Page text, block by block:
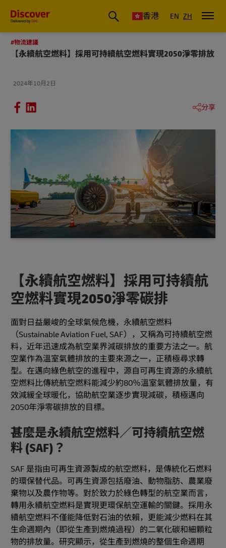
香港 EN ZH
#物流建議
【永續航空燃料】採用可持續航空燃料實現2050淨零排放
2024年10月2日
分享
【永續航空燃料】採用可持續航
空燃料實現2050淨零碳排
面對日益嚴峻的全球氣候危機，永續航空燃料
（Sustainable Aviation Fuel, SAF），又稱為可持續航空燃
料，近年迅速成為航空業界減碳排放的重要方法之一。航
空業作為溫室氣體排放的主要來源之一，正積極尋求轉
型。在邁向綠色航空的進程中，源自可再生資源的永續航
空燃料比傳統航空燃料能減少約80％溫室氣體排放量，有
效減緩全球暖化，協助航空業逐步實現減碳，積極邁向
2050年淨零碳排放的目標。
甚麼是永續航空燃料／可持續航空燃
料 (SAF)？
SAF 是指由可再生資源製成的航空燃料，是傳統化石燃料
的環保替代品。可再生資源包括廢油、動物脂肪、農業廢
棄物以及農作物等。對於致力於綠色轉型的航空業而言，
轉用永續航空燃料是實現更環保航空運輸的關鍵。採用永
續航空燃料不僅能降低對石油的依賴，更能減少燃料在其
生命週期內（即從生產到燃燒過程）的二氧化碳和細顆粒
物的排放量。研究顯示，從生產到燃燒的整個生命週期